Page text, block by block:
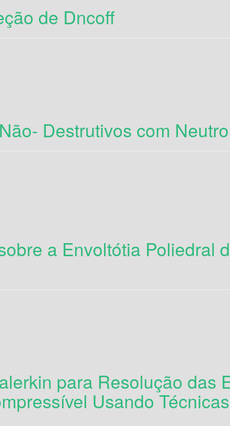
de Dncoff
Destrutivos com
a Envoltótia Poliedral
para Resolução das
Usando Técnicas